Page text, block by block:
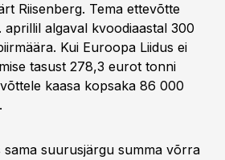
Riisenberg. Tema ettevõtte
aprillil algaval kvoodiaastal 300
Kui Euroopa Liidus ei
tasust 278,3 eurot tonni
kaasa kopsaka 86 000
sama suurusjärgu summa võrra